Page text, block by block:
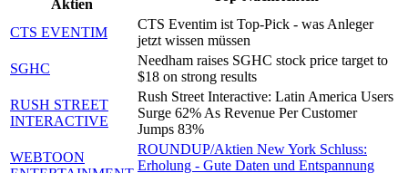
Aktien
CTS EVENTIM
CTS Eventim ist Top-Pick - was Anleger
jetzt wissen müssen
SGHC
Needham raises SGHC stock price target to
$18 on strong results
RUSH STREET
INTERACTIVE
Rush Street Interactive: Latin America Users
Surge 62% As Revenue Per Customer
Jumps 83%
WEBTOON
ROUNDUP/Aktien New York Schluss:
Erholung - Gute Daten und Entspannung